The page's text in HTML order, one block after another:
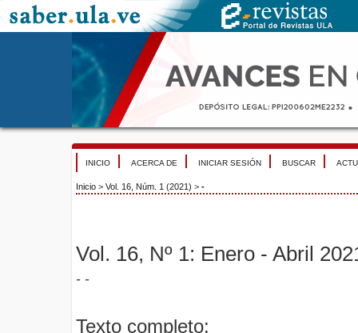
INICIO ACERCA DE INICIAR SESIÓN BUSCAR
Inicio > Vol. 16, Núm. 1 (2021) > -
Vol. 16, Nº 1: Enero - Abril
- -
Texto completo: